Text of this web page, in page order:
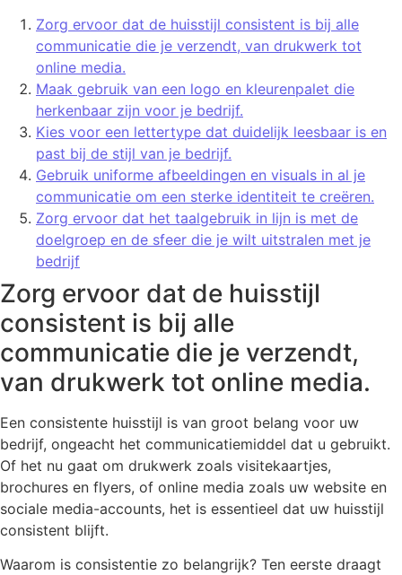
Zorg ervoor dat de huisstijl consistent is bij alle
communicatie die je verzendt, van drukwerk tot
online media.
Maak gebruik van een logo en kleurenpalet die
herkenbaar zijn voor je bedrijf.
Kies voor een lettertype dat duidelijk leesbaar is en
past bij de stijl van je bedrijf.
Gebruik uniforme afbeeldingen en visuals in al je
communicatie om een sterke identiteit te creëren.
Zorg ervoor dat het taalgebruik in lijn is met de
doelgroep en de sfeer die je wilt uitstralen met je
bedrijf
Zorg ervoor dat de huisstijl
consistent is bij alle
communicatie die je verzendt,
van drukwerk tot online media.
Een consistente huisstijl is van groot belang voor uw
bedrijf, ongeacht het communicatiemiddel dat u gebruikt.
Of het nu gaat om drukwerk zoals visitekaartjes,
brochures en flyers, of online media zoals uw website en
sociale media-accounts, het is essentieel dat uw huisstijl
consistent blijft.
Waarom is consistentie zo belangrijk? Ten eerste draagt